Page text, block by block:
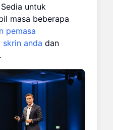
untuk
masa beberapa
pemasa
skrin anda dan